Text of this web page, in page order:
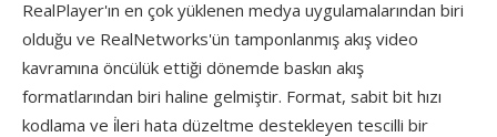
RealPlayer'ın en çok yüklenen medya uygulamalarından biri
olduğu ve RealNetworks'ün tamponlanmış akış video
kavramına öncülük ettiği dönemde baskın akış
formatlarından biri haline gelmiştir. Format, sabit bit hızı
kodlama ve i̇leri hata düzeltme destekleyen tescilli bir